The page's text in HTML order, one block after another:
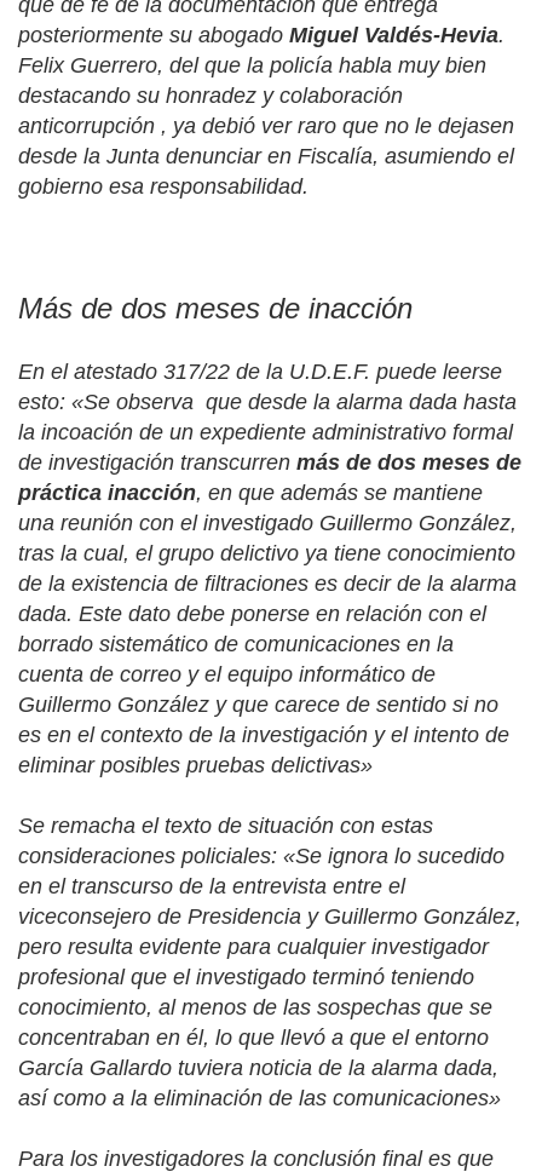
posteriormente su abogado Miguel Valdés-Hevia.
Felix Guerrero, del que la policía habla muy bien
destacando su honradez y colaboración
anticorrupción , ya debió ver raro que no le dejasen
desde la Junta denunciar en Fiscalía, asumiendo el
gobierno esa responsabilidad.
Más de dos meses de inacción
En el atestado 317/22 de la U.D.E.F. puede leerse
esto: «Se observa que desde la alarma dada hasta
la incoación de un expediente administrativo formal
de investigación transcurren más de dos meses de
práctica inacción, en que además se mantiene
una reunión con el investigado Guillermo González,
tras la cual, el grupo delictivo ya tiene conocimiento
de la existencia de filtraciones es decir de la alarma
dada. Este dato debe ponerse en relación con el
borrado sistemático de comunicaciones en la
cuenta de correo y el equipo informático de
Guillermo González y que carece de sentido si no
es en el contexto de la investigación y el intento de
eliminar posibles pruebas delictivas»
Se remacha el texto de situación con estas
consideraciones policiales: «Se ignora lo sucedido
en el transcurso de la entrevista entre el
viceconsejero de Presidencia y Guillermo González,
pero resulta evidente para cualquier investigador
profesional que el investigado terminó teniendo
conocimiento, al menos de las sospechas que se
concentraban en él, lo que llevó a que el entorno
García Gallardo tuviera noticia de la alarma dada,
así como a la eliminación de las comunicaciones»
Para los investigadores la conclusión final es que